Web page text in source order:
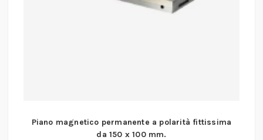
Piano magnetico permanente a polarità fittissima
da 150 x 100 mm.